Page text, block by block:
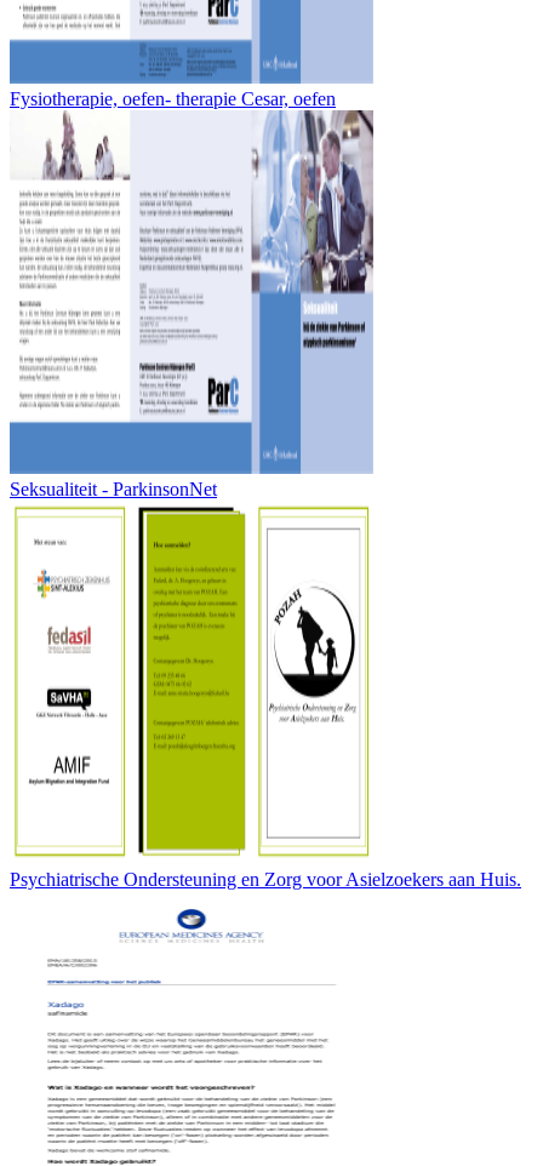
Fysiotherapie, oefen- therapie Cesar, oefen
Seksualiteit - ParkinsonNet
Psychiatrische Ondersteuning en Zorg voor Asielzoekers aan Huis.